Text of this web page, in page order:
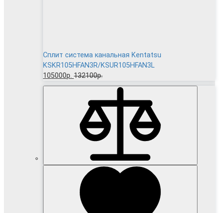
Сплит система канальная Kentatsu
KSKR105HFAN3R/KSUR105HFAN3L
105000р. 132100р.